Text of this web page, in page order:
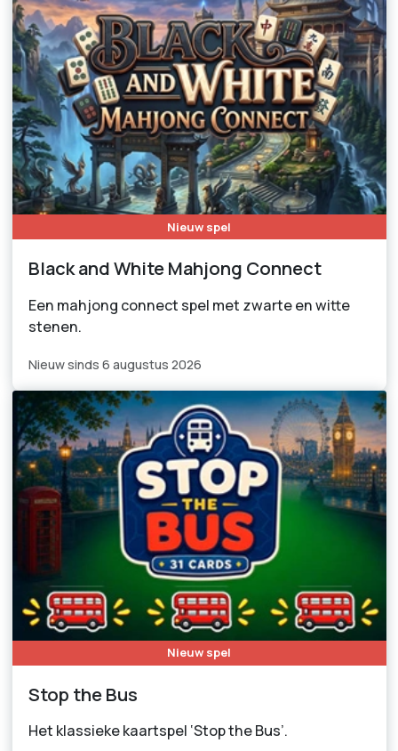
Nieuw spel
Black and White Mahjong Connect
Een mahjong connect spel met zwarte en witte
stenen.
Nieuw sinds 6 augustus 2026
Nieuw spel
Stop the Bus
Het klassieke kaartspel ‘Stop the Bus’.